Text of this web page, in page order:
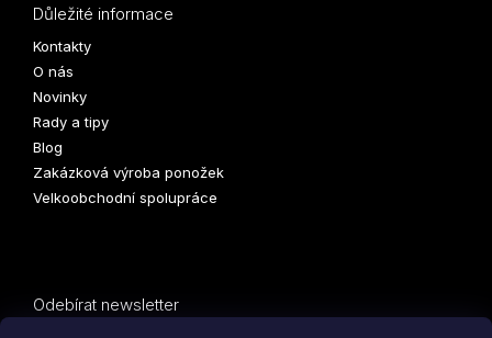
Důležité informace
Kontakty
O nás
Novinky
Rady a tipy
Blog
Zakázková výroba ponožek
Velkoobchodní spolupráce
Odebírat newsletter